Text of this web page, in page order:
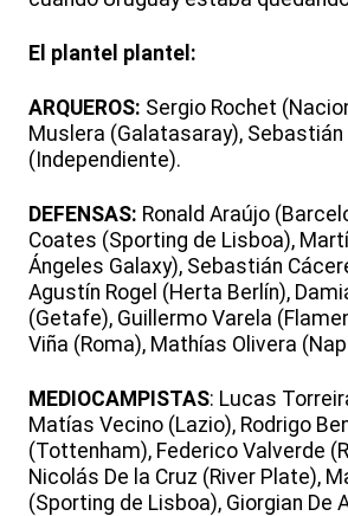
El plantel plantel:
ARQUEROS: Sergio Rochet
Muslera (Galatasaray), Sebastián
(Independiente).
DEFENSAS: Ronald Araújo
Coates (Sporting de Lisboa),
Ángeles Galaxy), Sebastián
Agustín Rogel (Herta Berlín),
(Getafe), Guillermo Varela
Viña (Roma), Mathías Olivera
MEDIOCAMPISTAS: Lucas
Matías Vecino (Lazio), Rodrigo
(Tottenham), Federico Valverde
Nicolás De la Cruz (River Plate),
(Sporting de Lisboa), Giorgian De